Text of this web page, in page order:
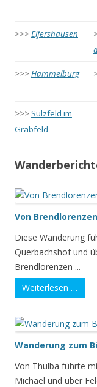
>>> Elfershausen
>>> Hammelburg
>>> Sulzfeld im
Grabfeld
Von
Diese Wanderung
Querbachshof und
Brendlorenzen ...
Weiterlesen …
Wanderung zum
Von Thulba führte
Michael und über